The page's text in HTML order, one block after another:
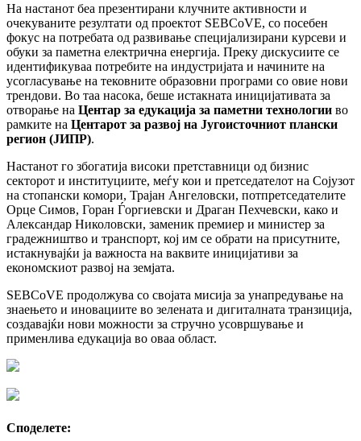
На настанот беа презентирани клучните активности и
очекуваните резултати од проектот SEBCoVE, со посебен
фокус на потребата од развивање специјализирани курсеви и
обуки за паметна електрична енергија. Преку дискусиите се
идентификуваа потребите на индустријата и начините на
усогласување на тековните образовни програми со овие нови
трендови. Во таа насока, беше истакната иницијативата за
отворање на Центар за едукација за паметни технологии во
рамките на Центарот за развој на Југоисточниот плански
регион (ЈИПР).
Настанот го збогатија високи претставници од бизнис
секторот и институциите, меѓу кои и претседателот на Сојузот
на стопански комори, Трајан Ангеловски, потпретседателите
Орце Симов, Горан Ѓоргиевски и Драган Пехчевски, како и
Александар Николовски, заменик премиер и министер за
градежништво и транспорт, кој им се обрати на присутните,
истакнувајќи ја важноста на ваквите иницијативи за
економскиот развој на земјата.
SEBCoVE продолжува со својата мисија за унапредување на
знаењето и иновациите во зелената и дигиталната транзиција,
создавајќи нови можности за стручно усовршување и
применлива едукација во оваа област.
Споделeте: